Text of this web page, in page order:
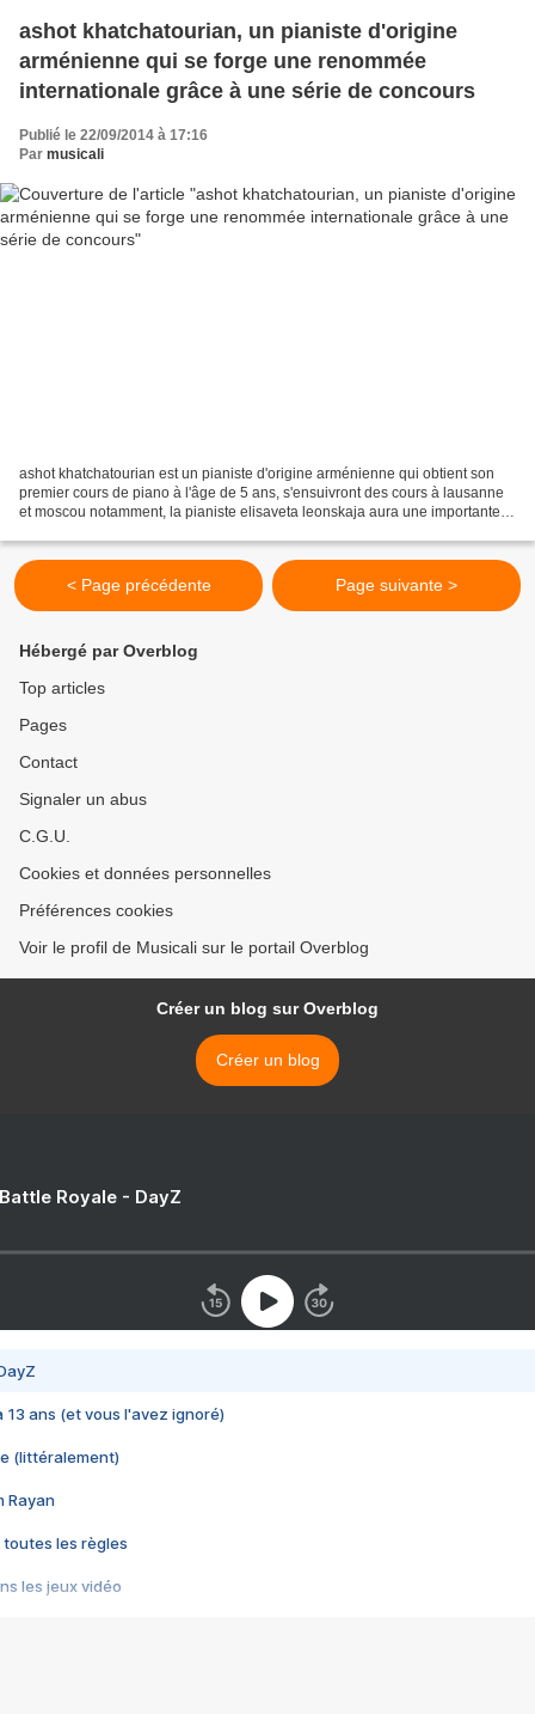
ashot khatchatourian, un pianiste d'origine
arménienne qui se forge une renommée
internationale grâce à une série de concours
Publié le 22/09/2014 à 17:16
Par musicali
ashot khatchatourian est un pianiste d'origine arménienne qui obtient son
premier cours de piano à l'âge de 5 ans, s'ensuivront des cours à lausanne
et moscou notamment, la pianiste elisaveta leonskaja aura une importante
< Page précédente Page suivante >
Hébergé par Overblog
Top articles
Pages
Contact
Signaler un abus
C.G.U.
Cookies et données personnelles
Préférences cookies
Voir le profil de Musicali sur le portail Overblog
Créer un blog sur Overblog
Créer un blog
Royale - DayZ
13 ans (et vous l'avez ignoré)
(littéralement)
Rayan
toutes les règles
les jeux vidéo